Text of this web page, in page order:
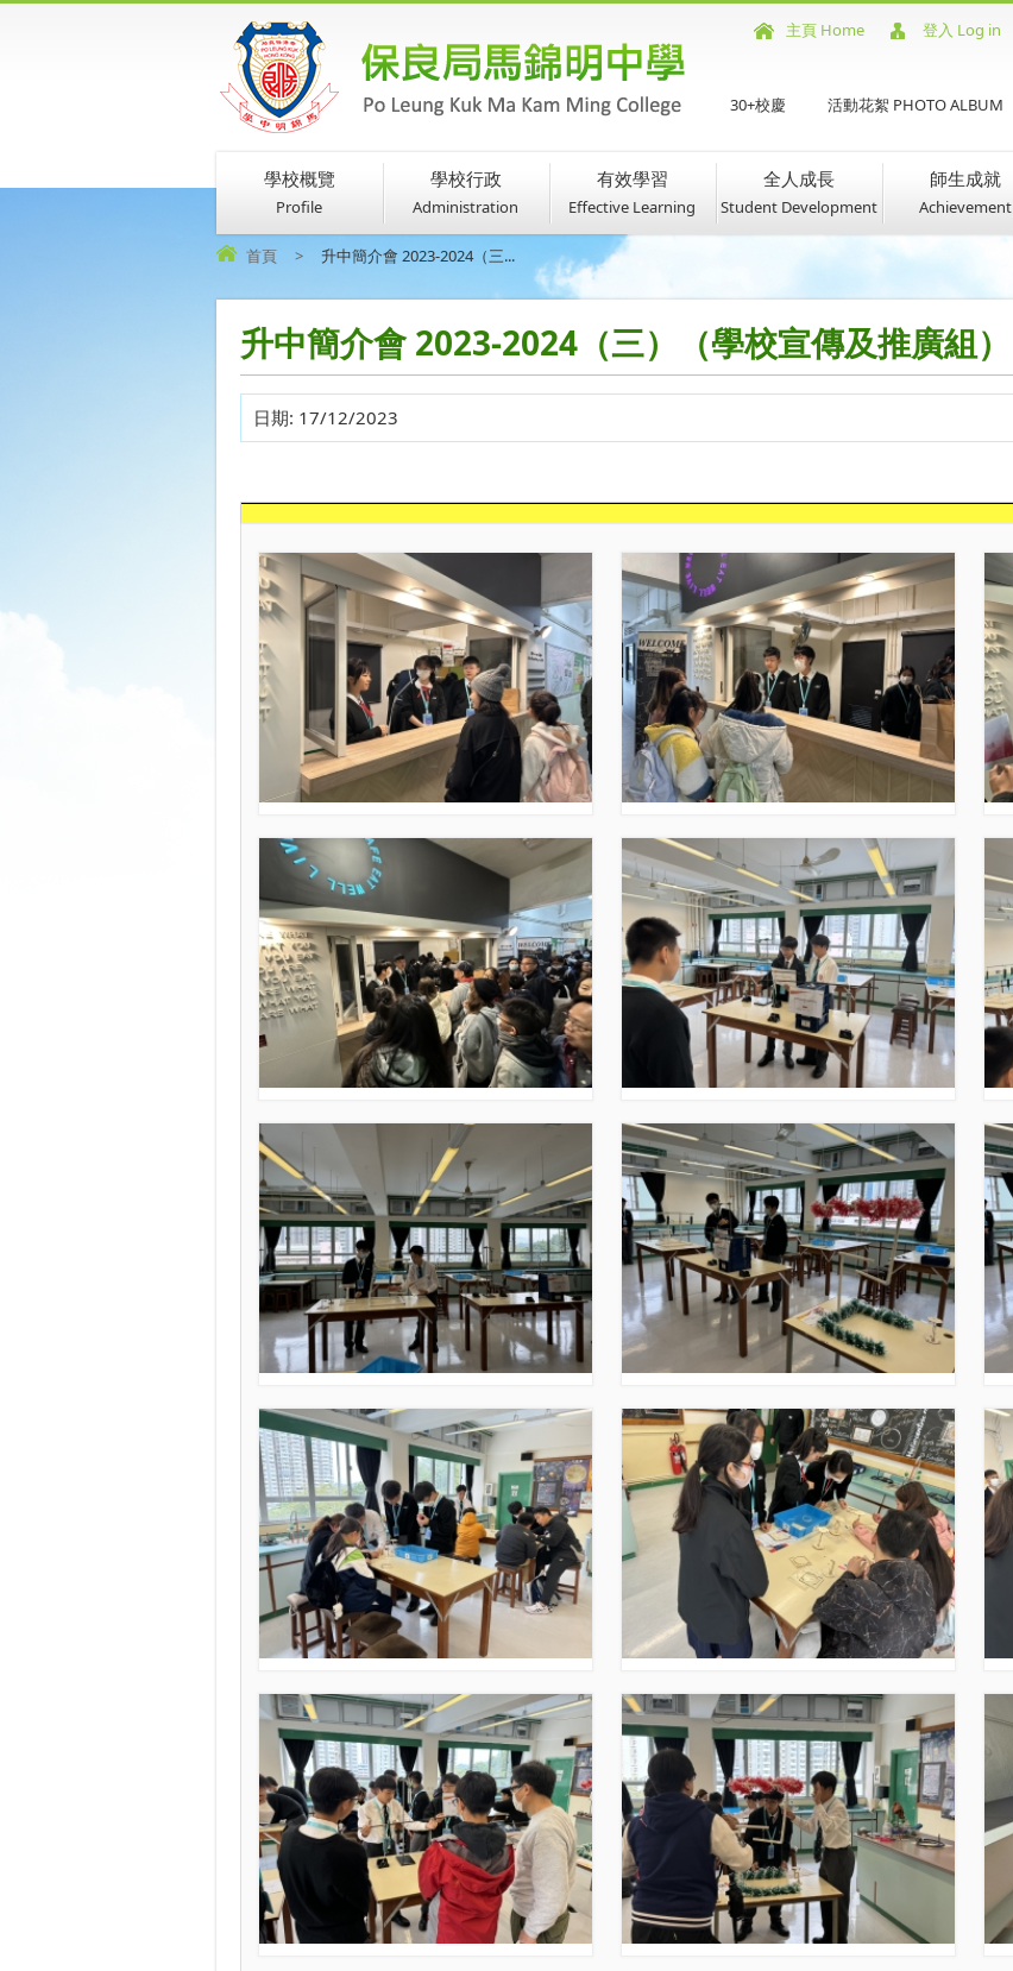
主頁 Home 登入 Log in
30+校慶 活動花絮 PHOTO ALBUM
學校概覽
Profile
學校行政
Administration
有效學習
Effective Learning
全人成長
Student Development
師生成就
Achievement
首頁 > 升中簡介會 2023-2024（三...
升中簡介會 2023-2024（三）（學校宣傳及推廣組）
日期: 17/12/2023